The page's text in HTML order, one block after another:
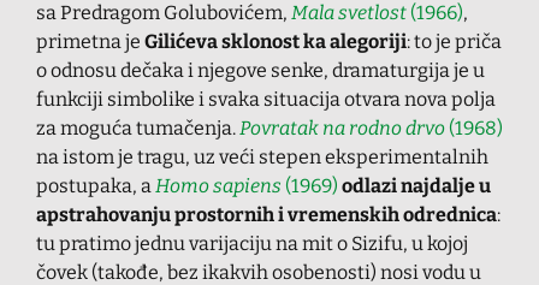
sa Predragom Golubovićem, Mala svetlost (1966),
primetna je Gilićeva sklonost ka alegoriji: to je priča
o odnosu dečaka i njegove senke, dramaturgija je u
funkciji simbolike i svaka situacija otvara nova polja
za moguća tumačenja. Povratak na rodno drvo (1968)
na istom je tragu, uz veći stepen eksperimentalnih
postupaka, a Homo sapiens (1969) odlazi najdalje u
apstrahovanju prostornih i vremenskih odrednica:
tu pratimo jednu varijaciju na mit o Sizifu, u kojoj
čovek (takođe, bez ikakvih osobenosti) nosi vodu u